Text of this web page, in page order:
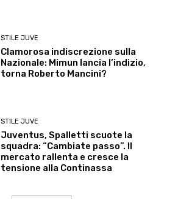
STILE JUVE
Clamorosa indiscrezione sulla
Nazionale: Mimun lancia l’indizio,
torna Roberto Mancini?
STILE JUVE
Juventus, Spalletti scuote la
squadra: “Cambiate passo”. Il
mercato rallenta e cresce la
tensione alla Continassa